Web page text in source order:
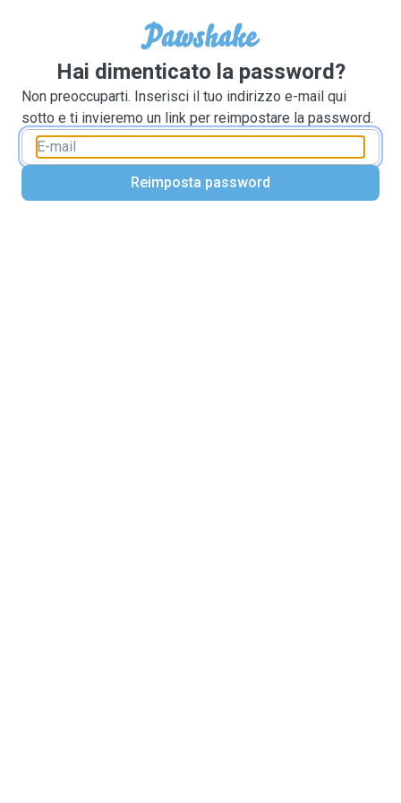
Hai dimenticato la password?
Non preoccuparti. Inserisci il tuo indirizzo e-mail qui
sotto e ti invieremo un link per reimpostare la password.
Reimposta password